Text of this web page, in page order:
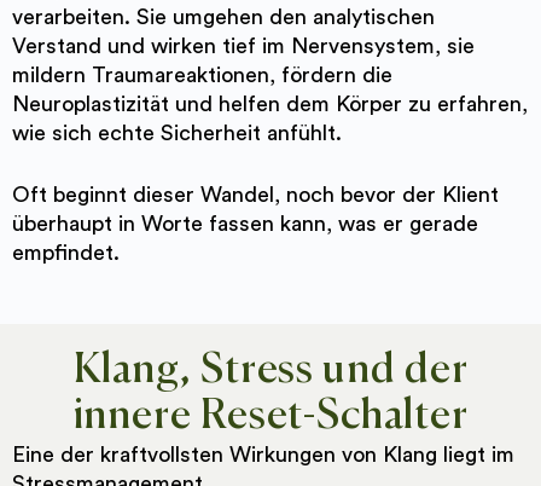
verarbeiten. Sie umgehen den analytischen
Verstand und wirken tief im Nervensystem, sie
mildern Traumareaktionen, fördern die
Neuroplastizität und helfen dem Körper zu erfahren,
wie sich echte Sicherheit anfühlt.
Oft beginnt dieser Wandel, noch bevor der Klient
überhaupt in Worte fassen kann, was er gerade
empfindet.
Klang, Stress und der
innere Reset-Schalter
Eine der kraftvollsten Wirkungen von Klang liegt im